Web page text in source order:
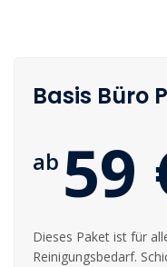
Basis Büro
ab 59
Dieses Paket ist für
Reinigungsbedarf.